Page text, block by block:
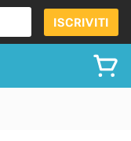
ISCRIVITI